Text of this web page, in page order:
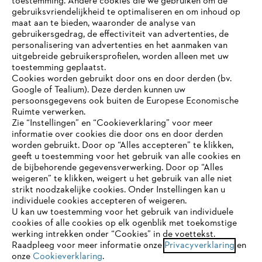
Bedrijf
STIHL FAQ
Contact
Gegevensbescherming Impressum
JE BROWSER WORDT NIET
ONDERSTEUND
Je gebruikt een browser die we nog niet ondersteunen. Om
onze website optimaal te kunnen gebruiken, raden we aan dat
je overschakelt op één van de volgende browsers:
gebruiksvriendelijkheid te optimaliseren en om inhoud op
maat aan te bieden, waaronder de analyse van
gebruikersgedrag, de effectiviteit van advertenties, de
personalisering van advertenties en het aanmaken van
uitgebreide gebruikersprofielen, worden alleen met uw
toestemming geplaatst.
Cookies worden gebruikt door ons en door derden (bv.
Google of Tealium). Deze derden kunnen uw
persoonsgegevens ook buiten de Europese Economische
Ruimte verwerken.
Zie “Instellingen” en “Cookieverklaring” voor meer
informatie over cookies die door ons en door derden
worden gebruikt. Door op “Alles accepteren” te klikken,
geeft u toestemming voor het gebruik van alle cookies en
de bijbehorende gegevensverwerking. Door op “Alles
weigeren” te klikken, weigert u het gebruik van alle niet
strikt noodzakelijke cookies. Onder Instellingen kan u
individuele cookies accepteren of weigeren.
U kan uw toestemming voor het gebruik van individuele
cookies of alle cookies op elk ogenblik met toekomstige
werking intrekken onder “Cookies” in de voettekst.
Raadpleeg voor meer informatie onze Privacyverklaring en
onze Cookieverklaring.